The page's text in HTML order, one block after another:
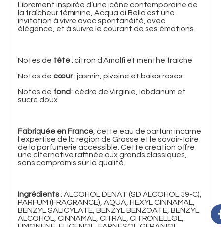
Librement inspirée d’une icône contemporaine de
la fraîcheur féminine, Acqua di Bella est une
invitation à vivre avec spontanéité, avec
élégance, et à suivre le courant de ses émotions.
Notes de tête: citron d'Amalfi et menthe fraîche
Notes de cœur: jasmin, pivoine et baies roses
Notes de fond : cèdre de Virginie, labdanum et
sucre doux
Fabriquée en France , cette eau de parfum incarne
l'expertise de la région de Grasse et le savoir-faire
de la parfumerie accessible. Cette création offre
une alternative raffinée aux grands classiques,
sans compromis sur la qualité.
Ingrédients: ALCOHOL DENAT (SD ALCOHOL 39-C),
PARFUM (FRAGRANCE), AQUA, HEXYL CINNAMAL,
BENZYL SALICYLATE, BENZYL BENZOATE, BENZYL
ALCOHOL, CINNAMAL, CITRAL, CITRONELLOL,